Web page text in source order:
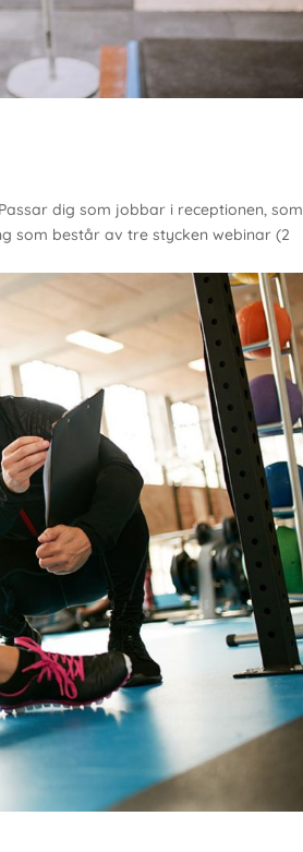
dig som jobbar i receptionen, som
som består av tre stycken webinar (2